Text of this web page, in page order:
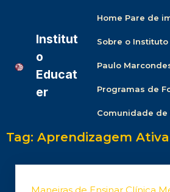
Institut
o
Educat
er
Home Pare de
Sobre o
Paulo
Programas de
Comunidade de
Tag: Aprendizagem Ativa